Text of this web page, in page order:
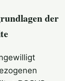
der